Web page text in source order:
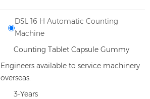
DSL 16 H Automatic Counting
Machine
Counting Tablet Capsule Gummy
Engineers available to service machinery
overseas.
3-Years